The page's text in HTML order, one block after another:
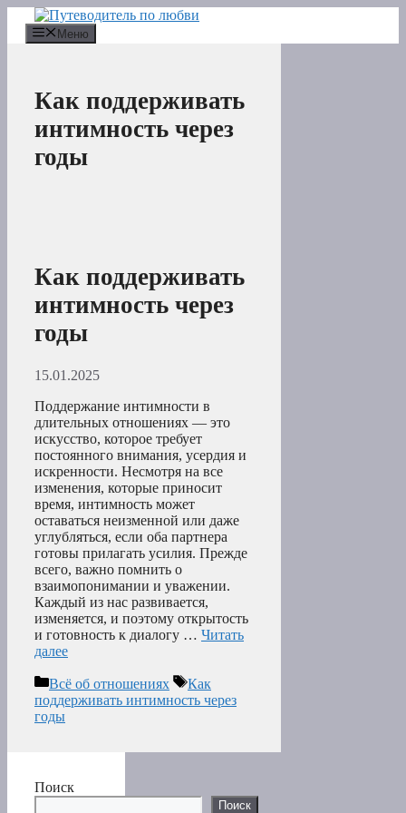
Перейти
содержимому
Меню
Как поддерживать
интимность через
годы
Как поддерживать
интимность через
годы
15.01.2025
Поддержание интимности в
длительных отношениях — это
искусство, которое требует
постоянного внимания, усердия и
искренности. Несмотря на все
изменения, которые приносит
время, интимность может
оставаться неизменной или даже
углубляться, если оба партнера
готовы прилагать усилия. Прежде
всего, важно помнить о
взаимопонимании и уважении.
Каждый из нас развивается,
изменяется, и поэтому открытость
и готовность к диалогу … Читать
далее
Рубрики
Всё об отношениях Метки
Как
поддерживать интимность через
годы
Поиск
Поиск